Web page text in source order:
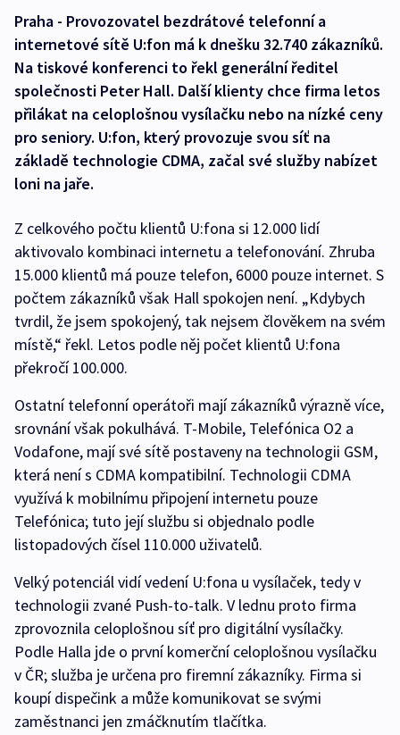
Praha - Provozovatel bezdrátové telefonní a
internetové sítě U:fon má k dnešku 32.740 zákazníků.
Na tiskové konferenci to řekl generální ředitel
společnosti Peter Hall. Další klienty chce firma letos
přilákat na celoplošnou vysílačku nebo na nízké ceny
pro seniory. U:fon, který provozuje svou síť na
základě technologie CDMA, začal své služby nabízet
loni na jaře.
Z celkového počtu klientů U:fona si 12.000 lidí
aktivovalo kombinaci internetu a telefonování. Zhruba
15.000 klientů má pouze telefon, 6000 pouze internet. S
počtem zákazníků však Hall spokojen není. „Kdybych
tvrdil, že jsem spokojený, tak nejsem člověkem na svém
místě,“ řekl. Letos podle něj počet klientů U:fona
překročí 100.000.
Ostatní telefonní operátoři mají zákazníků výrazně více,
srovnání však pokulhává. T-Mobile, Telefónica O2 a
Vodafone, mají své sítě postaveny na technologii GSM,
která není s CDMA kompatibilní. Technologii CDMA
využívá k mobilnímu připojení internetu pouze
Telefónica; tuto její službu si objednalo podle
listopadových čísel 110.000 uživatelů.
Velký potenciál vidí vedení U:fona u vysílaček, tedy v
technologii zvané Push-to-talk. V lednu proto firma
zprovoznila celoplošnou síť pro digitální vysílačky.
Podle Halla jde o první komerční celoplošnou vysílačku
v ČR; služba je určena pro firemní zákazníky. Firma si
koupí dispečink a může komunikovat se svými
zaměstnanci jen zmáčknutím tlačítka.